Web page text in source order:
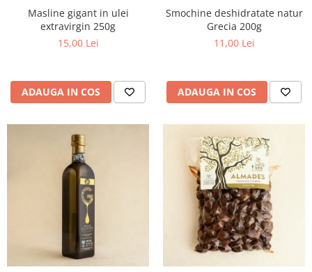
Masline gigant in ulei
extravirgin 250g
15,00 Lei
ADAUGA IN COS
Smochine deshidratate natur
Grecia 200g
11,00 Lei
ADAUGA IN COS